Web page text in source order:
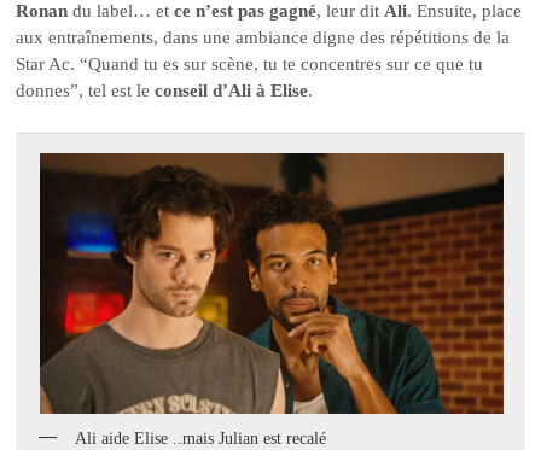
Ronan du label… etce n’est pas gagné, leur ditAli. Ensuite, place
aux entraînements, dans une ambiance digne des répétitions de la
Star Ac. “Quand tu es sur scène, tu te concentres sur ce que tu
donnes”, tel est leconseil d’Ali à Elise.
Ali aide Elise ..mais Julian est recalé